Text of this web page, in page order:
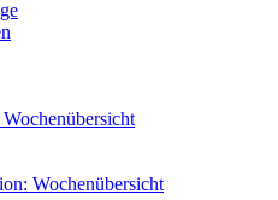
Wochenübersicht
Wochenübersicht